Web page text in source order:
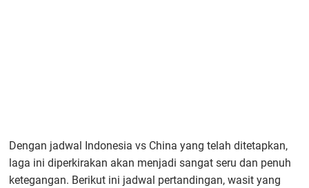
Dengan jadwal Indonesia vs China yang telah ditetapkan,
laga ini diperkirakan akan menjadi sangat seru dan penuh
ketegangan. Berikut ini jadwal pertandingan, wasit yang